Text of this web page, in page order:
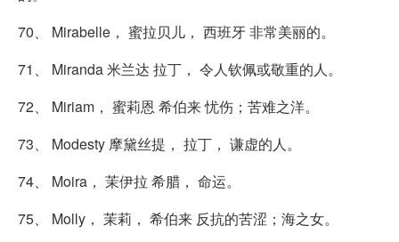
70、 Mirabelle， 蜜拉贝儿， 西班牙 非常美丽的。
71、 Miranda 米兰达 拉丁， 令人钦佩或敬重的人。
72、 Miriam， 蜜莉恩 希伯来 忧伤；苦难之洋。
73、 Modesty 摩黛丝提， 拉丁， 谦虚的人。
74、 Moira， 茉伊拉 希腊， 命运。
75、 Molly， 茉莉， 希伯来 反抗的苦涩；海之女。